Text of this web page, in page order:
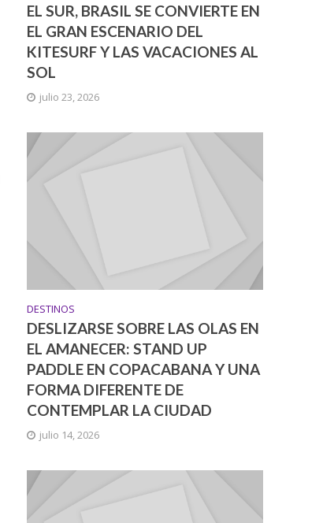
EL SUR, BRASIL SE CONVIERTE EN
EL GRAN ESCENARIO DEL
KITESURF Y LAS VACACIONES AL
SOL
julio 23, 2026
DESTINOS
DESLIZARSE SOBRE LAS OLAS EN
EL AMANECER: STAND UP
PADDLE EN COPACABANA Y UNA
FORMA DIFERENTE DE
CONTEMPLAR LA CIUDAD
julio 14, 2026